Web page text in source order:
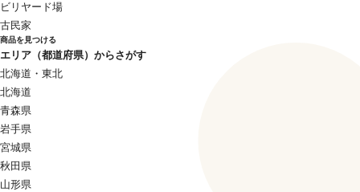
ビリヤード場
古民家
商品を見つける
エリア（都道府県）からさがす
北海道・東北
北海道
青森県
岩手県
宮城県
秋田県
山形県